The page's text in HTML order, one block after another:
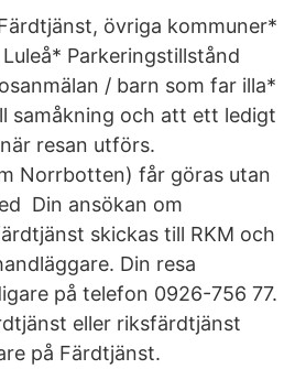
övriga kommuner*
Parkeringstillstånd
/ barn som far illa*
samåkning och att ett ledigt
resan utförs.
Norrbotten) får göras utan
Din ansökan om
skickas till RKM och
Din resa
på telefon 0926-756 77.
eller riksfärdtjänst
på Färdtjänst.